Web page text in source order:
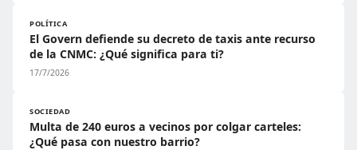
POLÍTICA
El Govern defiende su decreto de taxis ante recurso
de la CNMC: ¿Qué significa para ti?
17/7/2026
SOCIEDAD
Multa de 240 euros a vecinos por colgar carteles:
¿Qué pasa con nuestro barrio?